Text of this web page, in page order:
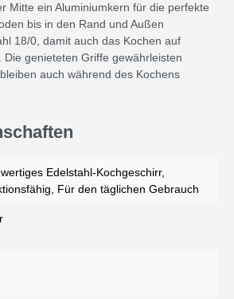
Mitte ein Aluminiumkern für die perfekte
bis in den Rand und Außen
18/0, damit auch das Kochen auf
Die genieteten Griffe gewährleisten
auch während des Kochens
Edelstahl-Kochgeschirr,
Für den täglichen Gebrauch